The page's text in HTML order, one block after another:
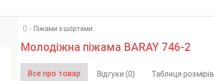
Піжами з шортами
Молодіжна піжама BARAY 746-2
Все про товар Відгуки (0) Таблиця розмірів